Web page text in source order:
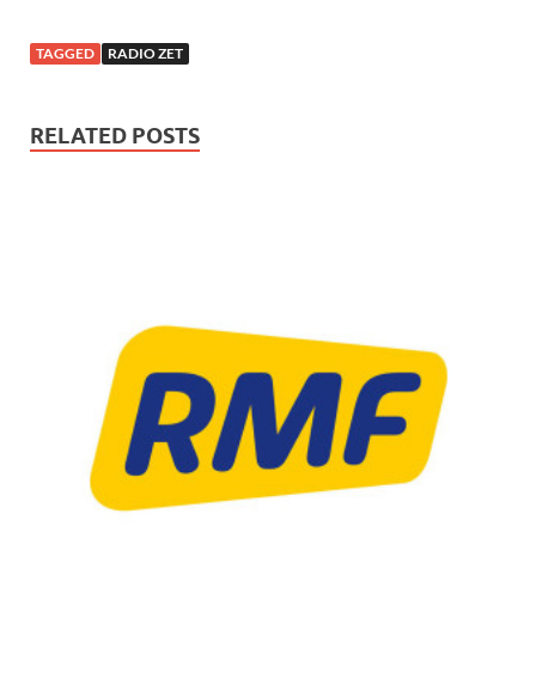
TAGGED RADIO ZET
RELATED POSTS